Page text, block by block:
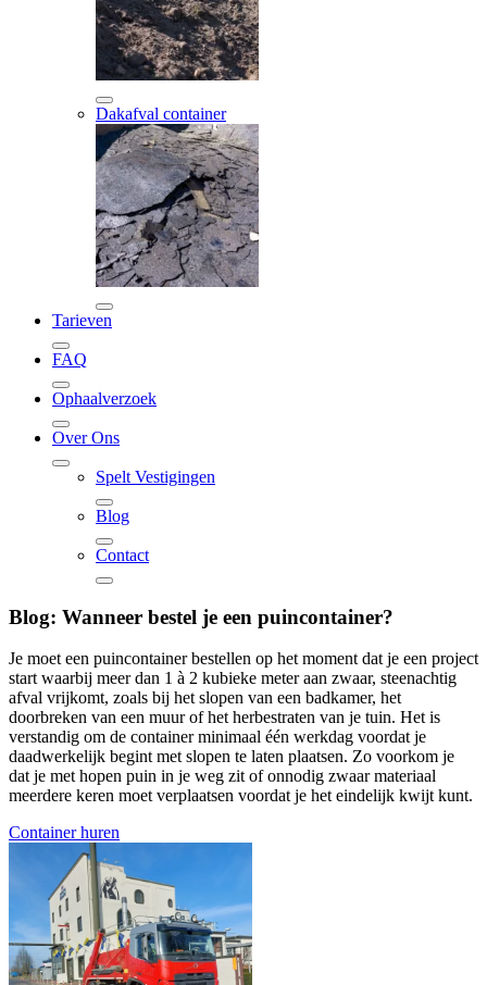
Dakafval container
Tarieven
FAQ
Ophaalverzoek
Over Ons
Spelt Vestigingen
Blog
Contact
Blog: Wanneer bestel je een puincontainer?
Je moet een puincontainer bestellen op het moment dat je een project
start waarbij meer dan 1 à 2 kubieke meter aan zwaar, steenachtig
afval vrijkomt, zoals bij het slopen van een badkamer, het
doorbreken van een muur of het herbestraten van je tuin. Het is
verstandig om de container minimaal één werkdag voordat je
daadwerkelijk begint met slopen te laten plaatsen. Zo voorkom je
dat je met hopen puin in je weg zit of onnodig zwaar materiaal
meerdere keren moet verplaatsen voordat je het eindelijk kwijt kunt.
Container huren